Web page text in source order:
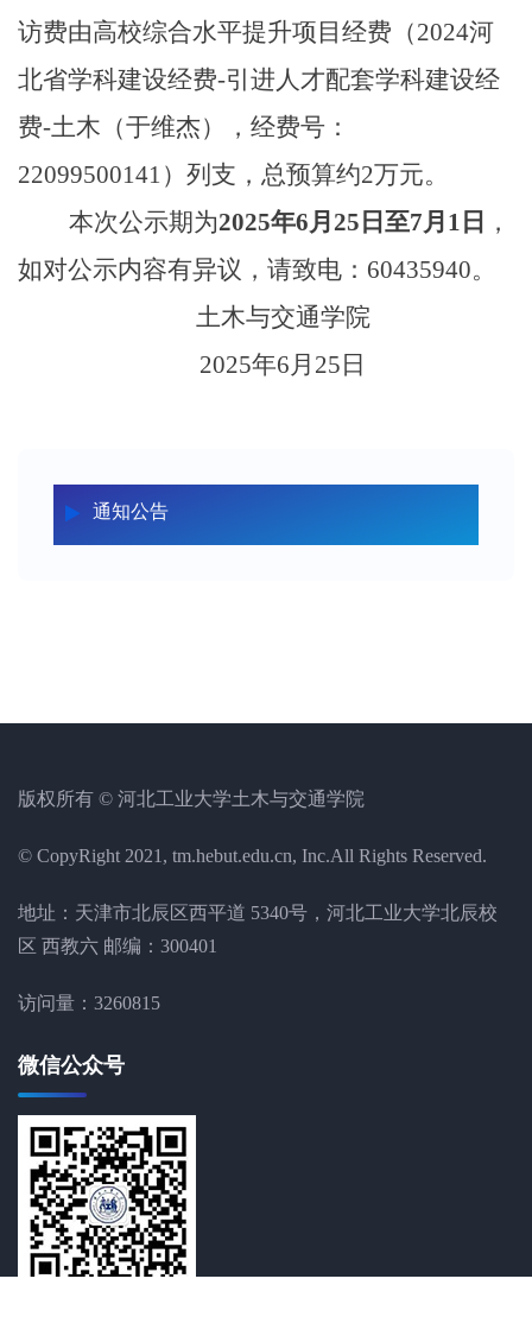
通知公告
访费由高校综合水平提升项目经费（2024河
北省学科建设经费-引进人才配套学科建设经
费-土木（于维杰），经费号：
22099500141）列支，总预算约2万元。
本次公示期为2025年6月25日至7月1日 ，
如对公示内容有异议，请致电：60435940。
土木与交通学院
2025年6月25日
版权所有 © 河北工业大学土木与交通学院
© CopyRight 2021, tm.hebut.edu.cn, Inc.All Rights Reserved.
地址：天津市北辰区西平道 5340号，河北工业大学北辰校
区 西教六 邮编：300401
访问量： 3260815
微信公众号